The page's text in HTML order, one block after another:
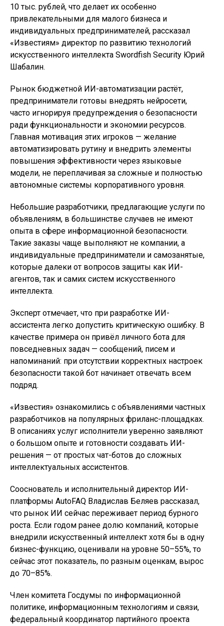
10 тыс. рублей, что делает их особенно
привлекательными для малого бизнеса и
индивидуальных предпринимателей, рассказал
«Известиям» директор по развитию технологий
искусственного интеллекта Swordfish Security Юрий
Шабалин.
Рынок бюджетной ИИ-автоматизации растёт,
предприниматели готовы внедрять нейросети,
часто игнорируя предупреждения о безопасности
ради функциональности и экономии ресурсов.
Главная мотивация этих игроков — желание
автоматизировать рутину и внедрить элементы
повышения эффективности через языковые
модели, не переплачивая за сложные и полностью
автономные системы корпоративного уровня.
Небольшие разработчики, предлагающие услуги по
объявлениям, в большинстве случаев не имеют
опыта в сфере информационной безопасности.
Такие заказы чаще выполняют не компании, а
индивидуальные предприниматели и самозанятые,
которые далеки от вопросов защиты как ИИ-
агентов, так и самих систем искусственного
интеллекта.
Эксперт отмечает, что при разработке ИИ-
ассистента легко допустить критическую ошибку. В
качестве примера он привёл личного бота для
повседневных задач — сообщений, писем и
напоминаний: при отсутствии корректных настроек
безопасности такой бот начинает отвечать всем
подряд.
«Известия» ознакомились с объявлениями частных
разработчиков на популярных фриланс-площадках.
В описаниях услуг исполнители уверенно заявляют
о большом опыте и готовности создавать ИИ-
решения — от простых чат-ботов до сложных
интеллектуальных ассистентов.
Сооснователь и исполнительный директор ИИ-
платформы AutoFAQ Владислав Беляев рассказал,
что рынок ИИ сейчас переживает период бурного
роста. Если годом ранее долю компаний, которые
внедрили искусственный интеллект хотя бы в одну
бизнес-функцию, оценивали на уровне 50–55%, то
сейчас этот показатель, по разным оценкам, вырос
до 70–85%.
Член комитета Госдумы по информационной
политике, информационным технологиям и связи,
федеральный координатор партийного проекта